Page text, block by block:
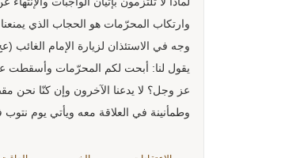
وارتكاب المحرّمات هو الحجاب الذي
وجه في الاستئذان لزيارة الإمام الغائب
يقول لنا: أبحت لكم المحرّمات وأسقطت
عز وجل؟ لا يدعنا الآخرون وإن كنّا نحن
وطمأنينة في العلاقة معه ويأتي يوم نتوب